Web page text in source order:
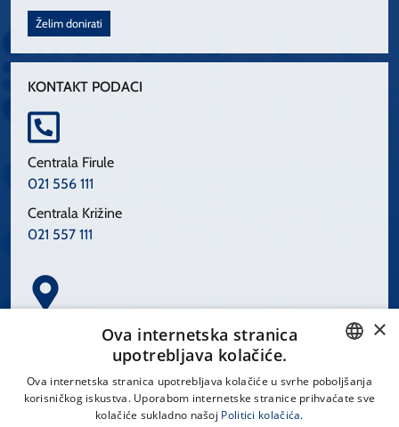
Želim donirati
KONTAKT PODACI
Centrala Firule
021 556 111
Centrala Križine
021 557 111
Spinčićeva 1, 21000 Split
CROATIAN
×
Ova internetska stranica
upotrebljava kolačiće.
Ova internetska stranica upotrebljava kolačiće u svrhe poboljšanja
korisničkog iskustva. Uporabom internetske stranice prihvaćate sve
kolačiće sukladno našoj Politici kolačića.